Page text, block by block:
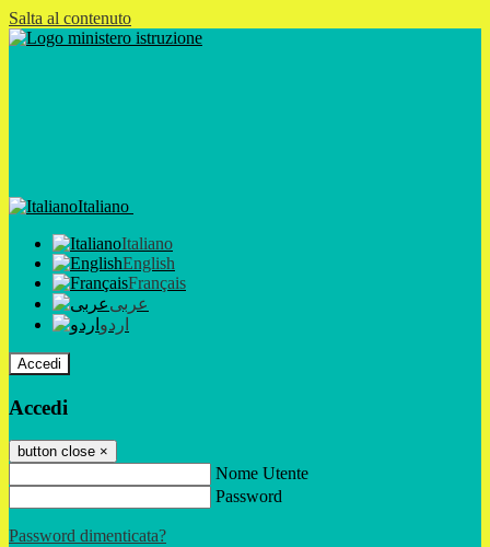
Salta al contenuto
Italiano
Italiano
English
Français
عربى
اردو
Accedi
Accedi
button close ×
Nome Utente
Password
Password dimenticata?